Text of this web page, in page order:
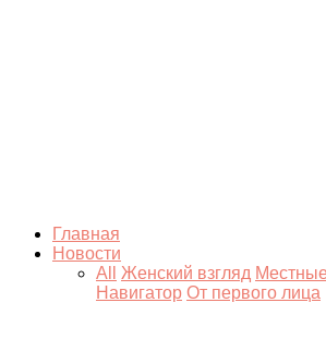
Главная
Новости
All
Женский взгляд
Навигатор От первого лица